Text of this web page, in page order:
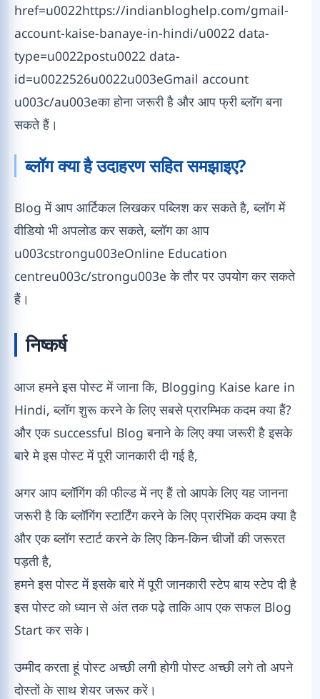
href=u0022https://indianbloghelp.com/gmail-
account-kaise-banaye-in-hindi/u0022 data-
type=u0022postu0022 data-
id=u0022526u0022u003eGmail account
u003c/au003eका होना जरूरी है और आप फ्री ब्लॉग बना
सकते हैं।
ब्लॉग क्या है उदाहरण सहित समझाइए?
Blog में आप आर्टिकल लिखकर पब्लिश कर सकते है, ब्लॉग में
वीडियो भी अपलोड कर सकते, ब्लॉग का आप
u003cstrongu003eOnline Education
centreu003c/strongu003e के तौर पर उपयोग कर सकते
हैं।
निष्कर्ष
आज हमने इस पोस्ट में जाना कि, Blogging Kaise kare in
Hindi, ब्लॉग शुरू करने के लिए सबसे प्रारम्भिक कदम क्या हैं?
और एक successful Blog बनाने के लिए क्या जरूरी है इसके
बारे मे इस पोस्ट में पूरी जानकारी दी गई है,
अगर आप ब्लॉगिंग की फील्ड में नए हैं तो आपके लिए यह जानना
जरूरी है कि ब्लॉगिंग स्टार्टिंग करने के लिए प्रारंभिक कदम क्या है
और एक ब्लॉग स्टार्ट करने के लिए किन-किन चीजों की जरूरत
पड़ती है,
हमने इस पोस्ट में इसके बारे में पूरी जानकारी स्टेप बाय स्टेप दी है
इस पोस्ट को ध्यान से अंत तक पढ़े ताकि आप एक सफल Blog
Start कर सके।
उम्मीद करता हूं पोस्ट अच्छी लगी होगी पोस्ट अच्छी लगे तो अपने
दोस्तों के साथ शेयर जरूर करें।